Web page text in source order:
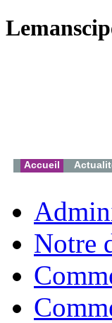
Accueil
Notre